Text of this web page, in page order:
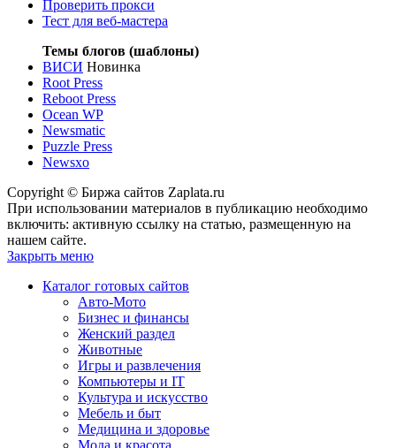
Проверить прокси
Тест для веб-мастера
Темы блогов (шаблоны)
ВИСИ Новинка
Root Press
Reboot Press
Ocean WP
Newsmatic
Puzzle Press
Newsxo
Copyright © Биржа сайтов Zaplata.ru
При использовании материалов в публикацию необходимо
включить: активную ссылку на статью, размещенную на
нашем сайте.
Закрыть меню
Каталог готовых сайтов
Авто-Мото
Бизнес и финансы
Женский раздел
Животные
Игры и развлечения
Компьютеры и IT
Культура и искусство
Мебель и быт
Медицина и здоровье